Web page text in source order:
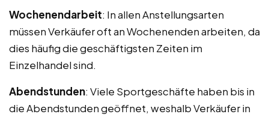
Wochenendarbeit: In allen Anstellungsarten
müssen Verkäufer oft an Wochenenden arbeiten, da
dies häufig die geschäftigsten Zeiten im
Einzelhandel sind.
Abendstunden: Viele Sportgeschäfte haben bis in
die Abendstunden geöffnet, weshalb Verkäufer in